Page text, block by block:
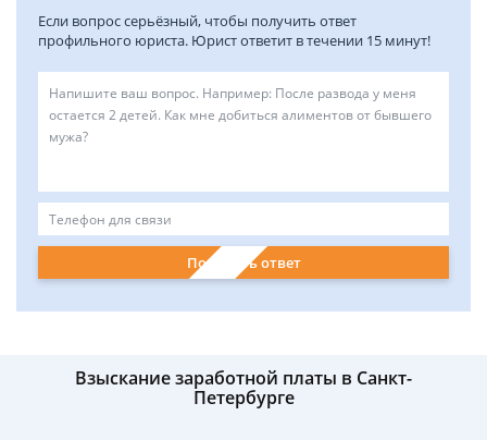
Если вопрос серьёзный, чтобы получить ответ
профильного юриста. Юрист ответит в течении 15 минут!
Получить ответ
Взыскание заработной платы в Санкт-
Петербурге